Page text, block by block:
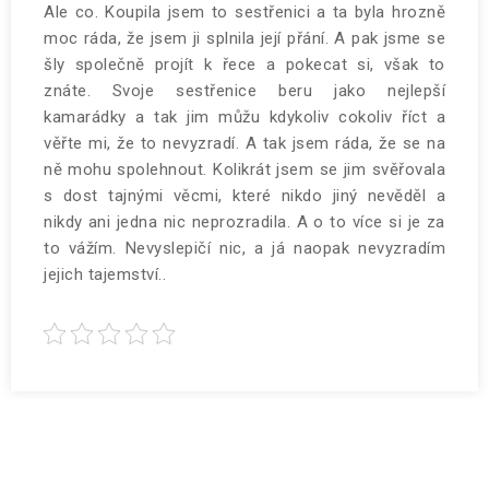
Ale co. Koupila jsem to sestřenici a ta byla hrozně
moc ráda, že jsem ji splnila její přání. A pak jsme se
šly společně projít k řece a pokecat si, však to
znáte. Svoje sestřenice beru jako nejlepší
kamarádky a tak jim můžu kdykoliv cokoliv říct a
věřte mi, že to nevyzradí. A tak jsem ráda, že se na
ně mohu spolehnout. Kolikrát jsem se jim svěřovala
s dost tajnými věcmi, které nikdo jiný nevěděl a
nikdy ani jedna nic neprozradila. A o to více si je za
to vážím. Nevyslepičí nic, a já naopak nevyzradím
jejich tajemství..